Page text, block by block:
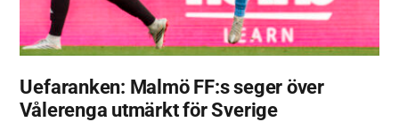
Uefaranken: Malmö FF:s seger över
Vålerenga utmärkt för Sverige